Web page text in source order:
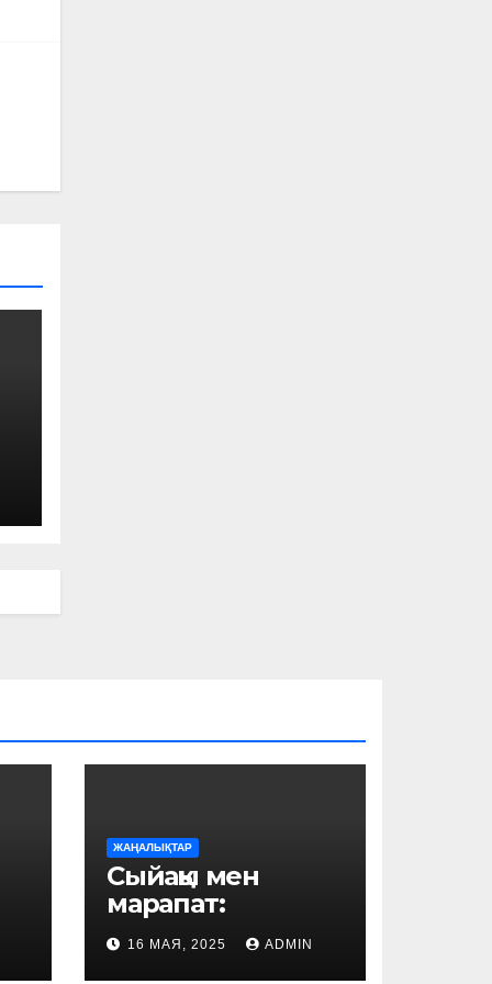
ЖАҢАЛЫҚТАР
Сыйақы мен
марапат:
Қазақстанда
мұғалімдердің
16 МАЯ, 2025 ADMIN